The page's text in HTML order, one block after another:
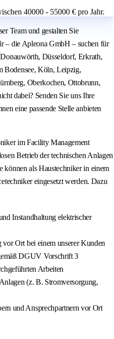
40000 - 55000 € pro Jahr.
Team und gestalten Sie
– die Apleona GmbH – suchen für
Düsseldorf, Erkrath,
Bodensee, Köln, Leipzig,
Oberkochen, Ottobrunn,
dabei? Senden Sie uns Ihre
eine passende Stelle anbieten
im Facility Management
Betrieb der technischen Anlagen
können als Haustechniker in einem
eingesetzt werden. Dazu
Instandhaltung elektrischer
vor Ort bei einem unserer Kunden
DGUV Vorschrift 3
Arbeiten
(z. B. Stromversorgung,
und Ansprechpartnern vor Ort